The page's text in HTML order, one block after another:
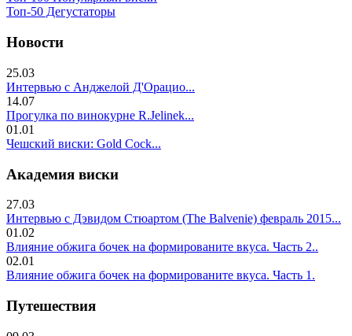
Топ-50 Дегустаторы
Новости
25.03
Интервью с Анджелой Д'Орацио...
14.07
Прогулка по винокурне R.Jelinek...
01.01
Чешский виски: Gold Cock...
Академия виски
27.03
Интервью с Дэвидом Стюартом (The Balvenie) февраль 2015...
01.02
Влияние обжига бочек на формированите вкуса. Часть 2..
02.01
Влияние обжига бочек на формированите вкуса. Часть 1.
Путешествия